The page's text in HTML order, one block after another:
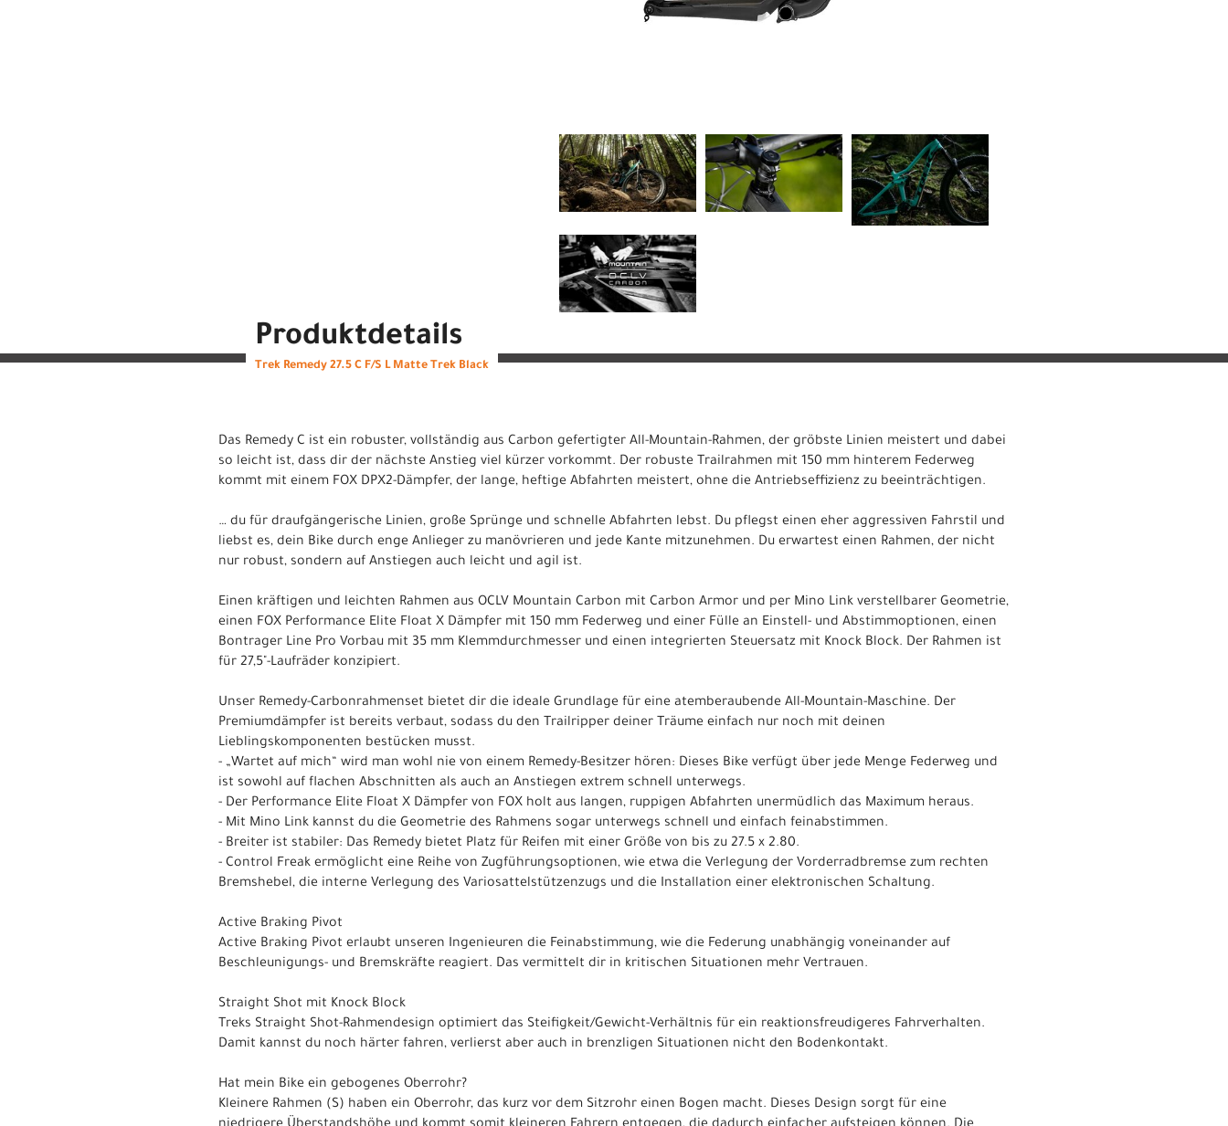
Produktdetails
Trek Remedy 27.5 C F/S L Matte Trek Black
Das Remedy C ist ein robuster, vollständig aus Carbon gefertigter All-Mountain-Rahmen, der gröbste Linien meistert und dabei
so leicht ist, dass dir der nächste Anstieg viel kürzer vorkommt. Der robuste Trailrahmen mit 150 mm hinterem Federweg
kommt mit einem FOX DPX2-Dämpfer, der lange, heftige Abfahrten meistert, ohne die Antriebseffizienz zu beeinträchtigen.
… du für draufgängerische Linien, große Sprünge und schnelle Abfahrten lebst. Du pflegst einen eher aggressiven Fahrstil und
liebst es, dein Bike durch enge Anlieger zu manövrieren und jede Kante mitzunehmen. Du erwartest einen Rahmen, der nicht
nur robust, sondern auf Anstiegen auch leicht und agil ist.
Einen kräftigen und leichten Rahmen aus OCLV Mountain Carbon mit Carbon Armor und per Mino Link verstellbarer Geometrie,
einen FOX Performance Elite Float X Dämpfer mit 150 mm Federweg und einer Fülle an Einstell- und Abstimmoptionen, einen
Bontrager Line Pro Vorbau mit 35 mm Klemmdurchmesser und einen integrierten Steuersatz mit Knock Block. Der Rahmen ist
für 27,5"-Laufräder konzipiert.
Unser Remedy-Carbonrahmenset bietet dir die ideale Grundlage für eine atemberaubende All-Mountain-Maschine. Der
Premiumdämpfer ist bereits verbaut, sodass du den Trailripper deiner Träume einfach nur noch mit deinen
Lieblingskomponenten bestücken musst.
- „Wartet auf mich“ wird man wohl nie von einem Remedy-Besitzer hören: Dieses Bike verfügt über jede Menge Federweg und
ist sowohl auf flachen Abschnitten als auch an Anstiegen extrem schnell unterwegs.
- Der Performance Elite Float X Dämpfer von FOX holt aus langen, ruppigen Abfahrten unermüdlich das Maximum heraus.
- Mit Mino Link kannst du die Geometrie des Rahmens sogar unterwegs schnell und einfach feinabstimmen.
- Breiter ist stabiler: Das Remedy bietet Platz für Reifen mit einer Größe von bis zu 27.5 x 2.80.
- Control Freak ermöglicht eine Reihe von Zugführungsoptionen, wie etwa die Verlegung der Vorderradbremse zum rechten
Bremshebel, die interne Verlegung des Variosattelstützenzugs und die Installation einer elektronischen Schaltung.
Active Braking Pivot
Active Braking Pivot erlaubt unseren Ingenieuren die Feinabstimmung, wie die Federung unabhängig voneinander auf
Beschleunigungs- und Bremskräfte reagiert. Das vermittelt dir in kritischen Situationen mehr Vertrauen.
Straight Shot mit Knock Block
Treks Straight Shot-Rahmendesign optimiert das Steifigkeit/Gewicht-Verhältnis für ein reaktionsfreudigeres Fahrverhalten.
Damit kannst du noch härter fahren, verlierst aber auch in brenzligen Situationen nicht den Bodenkontakt.
Hat mein Bike ein gebogenes Oberrohr?
Kleinere Rahmen (S) haben ein Oberrohr, das kurz vor dem Sitzrohr einen Bogen macht. Dieses Design sorgt für eine